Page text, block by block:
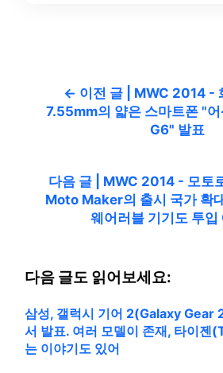
← 이전 글 | MWC 2014 -
7.55mm의 얇은 스마트폰 "
G6" 발표
다음 글 | MWC 2014 - 모토
Moto Maker의 출시 국가 확
웨어러블 기기도 투
다음 글도 읽어보세요:
삼성, 갤럭시 기어 2(Galaxy Gear
서 발표. 여러 모델이 존재, 타이젠
는 이야기도 있어